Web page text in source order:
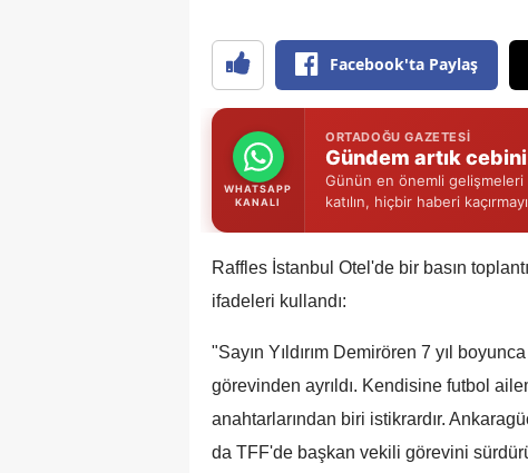
Facebook'ta Paylaş
WHATSAPP
KANALI
ORTADOĞU GAZETESI
Gündem artık
Günün en önemli
katılın, hiçbir haberi
Raffles İstanbul Otel'de bir basın
ifadeleri kullandı:
"Sayın Yıldırım Demirören 7 yıl
görevinden ayrıldı. Kendisine futbol
anahtarlarından biri istikrardır.
da TFF'de başkan vekili görevini